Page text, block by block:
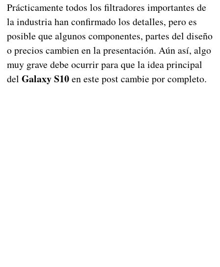
Prácticamente todos los filtradores importantes de
la industria han confirmado los detalles, pero es
posible que algunos componentes, partes del diseño
o precios cambien en la presentación. Aún así, algo
muy grave debe ocurrir para que la idea principal
del Galaxy S10en este post cambie por completo.